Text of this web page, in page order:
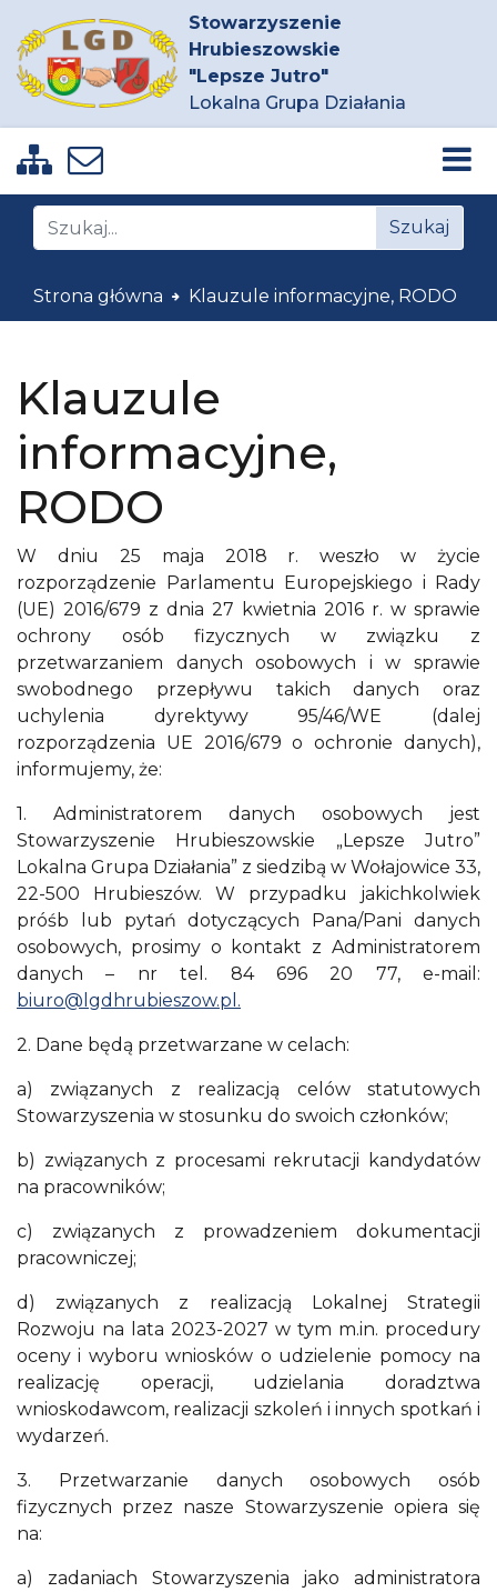
Stowarzyszenie
Hrubieszowskie
"Lepsze Jutro"
Lokalna Grupa Działania
Zobacz mapę strony
Strona główna Klauzule informacyjne, RODO
Znajdź na stronie Szukaj
Klauzule
informacyjne,
RODO
W dniu 25 maja 2018 r. weszło w życie
rozporządzenie Parlamentu Europejskiego i Rady
(UE) 2016/679 z dnia 27 kwietnia 2016 r. w sprawie
ochrony osób fizycznych w związku z
przetwarzaniem danych osobowych i w sprawie
swobodnego przepływu takich danych oraz
uchylenia dyrektywy 95/46/WE (dalej
rozporządzenia UE 2016/679 o ochronie danych),
informujemy, że:
1. Administratorem danych osobowych jest
Stowarzyszenie Hrubieszowskie „Lepsze Jutro”
Lokalna Grupa Działania” z siedzibą w Wołajowice 33,
22-500 Hrubieszów. W przypadku jakichkolwiek
próśb lub pytań dotyczących Pana/Pani danych
osobowych, prosimy o kontakt z Administratorem
danych – nr tel. 84 696 20 77, e-mail:
biuro@lgdhrubieszow.pl .
2. Dane będą przetwarzane w celach:
a) związanych z realizacją celów statutowych
Stowarzyszenia w stosunku do swoich członków;
b) związanych z procesami rekrutacji kandydatów
na pracowników;
c) związanych z prowadzeniem dokumentacji
pracowniczej;
d) związanych z realizacją Lokalnej Strategii
Rozwoju na lata 2023-2027 w tym m.in. procedury
oceny i wyboru wniosków o udzielenie pomocy na
realizację operacji, udzielania doradztwa
wnioskodawcom, realizacji szkoleń i innych spotkań i
wydarzeń.
3. Przetwarzanie danych osobowych osób
fizycznych przez nasze Stowarzyszenie opiera się
na:
a) zadaniach Stowarzyszenia jako administratora